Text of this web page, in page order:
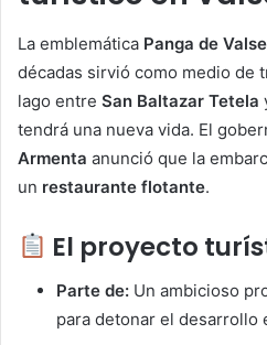
La emblemática Panga de
décadas sirvió como medio de
lago entre San Baltazar Tetela
tendrá una nueva vida. El
Armenta anunció que la
un restaurante flotante.
El proyecto
Parte de: Un ambicioso
para detonar el desarrollo